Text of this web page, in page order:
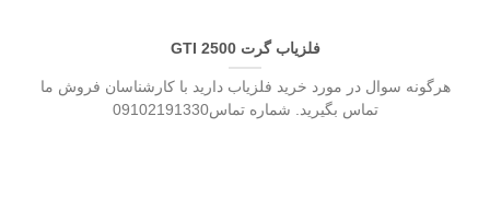
فلزیاب گرت GTI 2500
هرگونه سوال در مورد خرید فلزیاب دارید با کارشناسان فروش ما
تماس بگیرید. شماره تماس09102191330